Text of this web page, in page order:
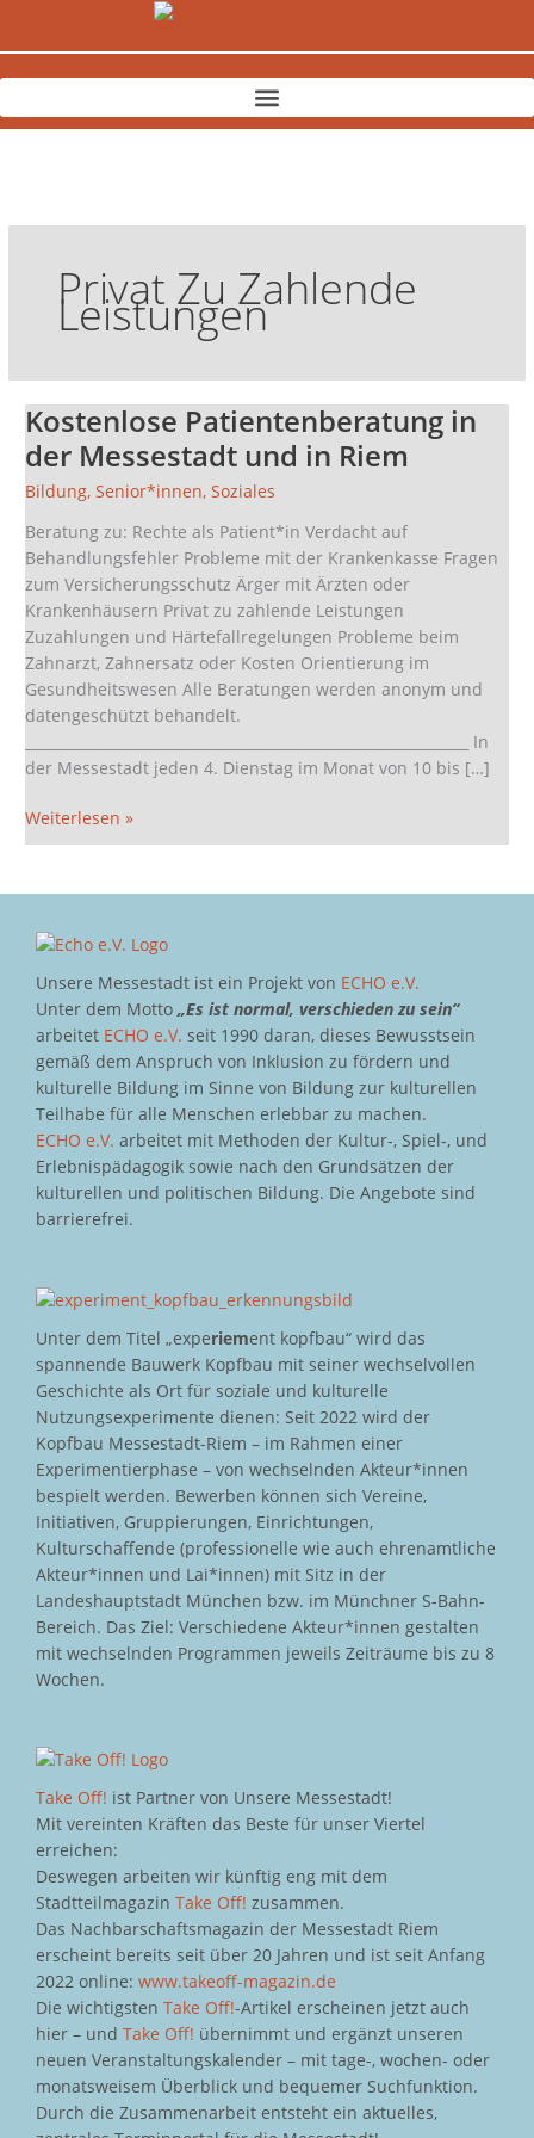
Privat Zu Zahlende
Leistungen
Kostenlose Patientenberatung in
der Messestadt und in Riem
Bildung,Senior*innen,Soziales
Beratung zu: Rechte als Patient*in Verdacht auf
Behandlungsfehler Probleme mit der Krankenkasse Fragen
zum Versicherungsschutz Ärger mit Ärzten oder
Krankenhäusern Privat zu zahlende Leistungen
Zuzahlungen und Härtefallregelungen Probleme beim
Zahnarzt, Zahnersatz oder Kosten Orientierung im
Gesundheitswesen Alle Beratungen werden anonym und
datengeschützt behandelt.
______________________________________________________________ In
der Messestadt jeden 4. Dienstag im Monat von 10 bis […]
Kostenlose
Patientenberatung
in
der
Messestadt
und
Riem
Weiterlesen »
Unsere Messestadt ist ein Projekt von ECHO e.V.
Unter dem Motto „Es ist normal, verschieden zu sein“
arbeitet ECHO e.V. seit 1990 daran, dieses Bewusstsein
gemäß dem Anspruch von Inklusion zu fördern und
kulturelle Bildung im Sinne von Bildung zur kulturellen
Teilhabe für alle Menschen erlebbar zu machen.
ECHO e.V. arbeitet mit Methoden der Kultur-, Spiel-, und
Erlebnispädagogik sowie nach den Grundsätzen der
kulturellen und politischen Bildung. Die Angebote sind
barrierefrei.
Unter dem Titel „experiement kopfbau“ wird das
spannende Bauwerk Kopfbau mit seiner wechselvollen
Geschichte als Ort für soziale und kulturelle
Nutzungsexperimente dienen: Seit 2022 wird der
Kopfbau Messestadt-Riem – im Rahmen einer
Experimentierphase – von wechselnden Akteur*innen
bespielt werden. Bewerben können sich Vereine,
Initiativen, Gruppierungen, Einrichtungen,
Kulturschaffende (professionelle wie auch ehrenamtliche
Akteur*innen und Lai*innen) mit Sitz in der
Landeshauptstadt München bzw. im Münchner S-Bahn-
Bereich. Das Ziel: Verschiedene Akteur*innen gestalten
mit wechselnden Programmen jeweils Zeiträume bis zu 8
Wochen.
Take Off! ist Partner von Unsere Messestadt!
Mit vereinten Kräften das Beste für unser Viertel
erreichen:
Deswegen arbeiten wir künftig eng mit dem
Stadtteilmagazin Take Off! zusammen.
Das Nachbarschaftsmagazin der Messestadt Riem
erscheint bereits seit über 20 Jahren und ist seit Anfang
2022 online: www.takeoff-magazin.de
Die wichtigsten Take Off!-Artikel erscheinen jetzt auch
hier – und Take Off! übernimmt und ergänzt unseren
neuen Veranstaltungskalender – mit tage-, wochen- oder
monatsweisem Überblick und bequemer Suchfunktion.
Durch die Zusammenarbeit entsteht ein aktuelles,